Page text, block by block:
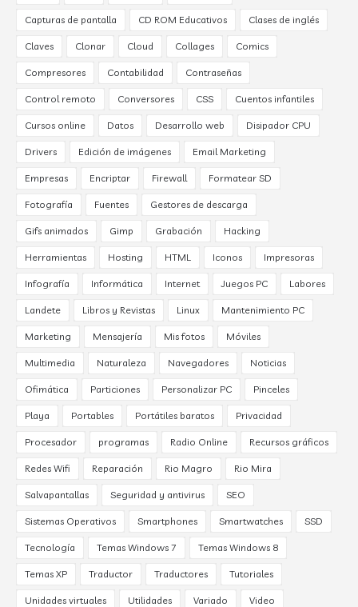
Capturas de pantalla CD ROM Educativos Clases de inglés
Claves Clonar Cloud Collages Comics
Compresores Contabilidad Contraseñas
Control remoto Conversores CSS Cuentos infantiles
Cursos online Datos Desarrollo web Disipador CPU
Drivers Edición de imágenes Email Marketing
Empresas Encriptar Firewall Formatear SD
Fotografía Fuentes Gestores de descarga
Gifs animados Gimp Grabación Hacking
Herramientas Hosting HTML Iconos Impresoras
Infografía Informática Internet Juegos PC Labores
Landete Libros y Revistas Linux Mantenimiento PC
Marketing Mensajería Mis fotos Móviles
Multimedia Naturaleza Navegadores Noticias
Ofimática Particiones Personalizar PC Pinceles
Playa Portables Portátiles baratos Privacidad
Procesador programas Radio Online Recursos gráficos
Redes Wifi Reparación Rio Magro Rio Mira
Salvapantallas Seguridad y antivirus SEO
Sistemas Operativos Smartphones Smartwatches SSD
Tecnología Temas Windows 7 Temas Windows 8
Temas XP Traductor Traductores Tutoriales
Unidades virtuales Utilidades Variado Video